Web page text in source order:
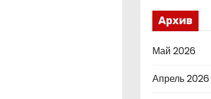
Архив
Май 2026
Апрель 2026